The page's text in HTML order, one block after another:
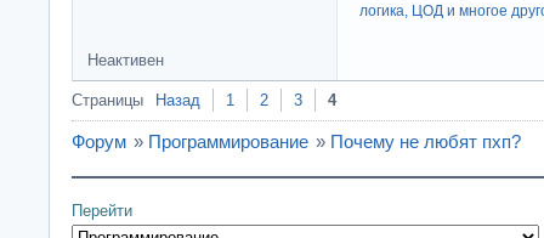
логика, ЦОД и многое
Неактивен
Страницы Назад 1 2 3 4
Форум » Программирование » Почему не любят пхп?
Перейти